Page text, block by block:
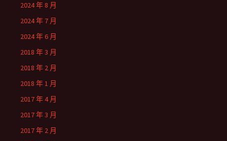
2024 年 8 月
2024 年 7 月
2024 年 6 月
2018 年 3 月
2018 年 2 月
2018 年 1 月
2017 年 4 月
2017 年 3 月
2017 年 2 月